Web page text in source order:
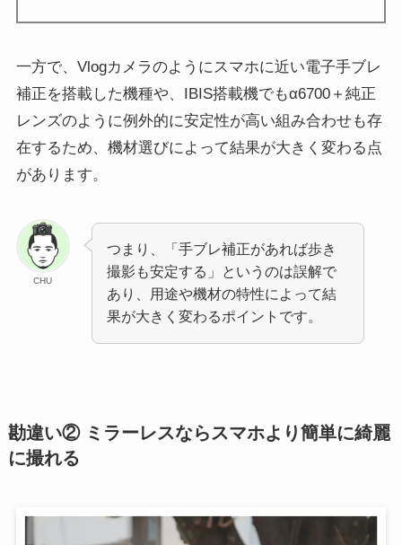
一方で、Vlogカメラのようにスマホに近い電子手ブレ
補正を搭載した機種や、IBIS搭載機でもα6700＋純正
レンズのように例外的に安定性が高い組み合わせも存
在するため、機材選びによって結果が大きく変わる点
があります。
CHU
つまり、「手ブレ補正があれば歩き
撮影も安定する」というのは誤解で
あり、用途や機材の特性によって結
果が大きく変わるポイントです。
勘違い② ミラーレスならスマホより簡単に綺麗
に撮れる